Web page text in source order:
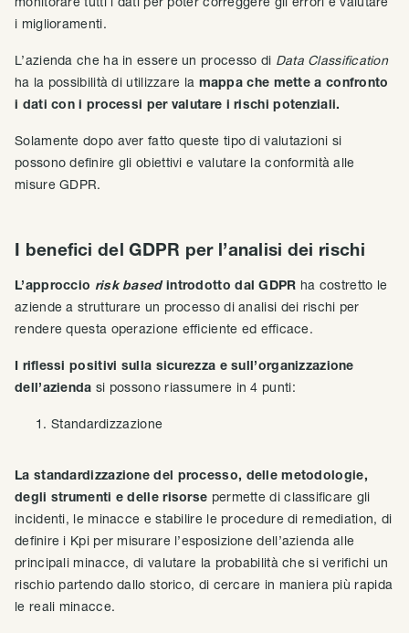
i miglioramenti.
L’azienda che ha in essere un processo di Data Classification
ha la possibilità di utilizzare la mappa che mette a confronto
i dati con i processi per valutare i rischi potenziali.
Solamente dopo aver fatto queste tipo di valutazioni si
possono definire gli obiettivi e valutare la conformità alle
misure GDPR.
I benefici del GDPR per l’analisi dei rischi
L’approccio risk basedintrodotto dal GDPR ha costretto le
aziende a strutturare un processo di analisi dei rischi per
rendere questa operazione efficiente ed efficace.
I riflessi positivi sulla sicurezza e sull’organizzazione
dell’azienda si possono riassumere in 4 punti:
Standardizzazione
La standardizzazione del processo, delle metodologie,
degli strumenti e delle risorse permette di classificare gli
incidenti, le minacce e stabilire le procedure di remediation, di
definire i Kpi per misurare l’esposizione dell’azienda alle
principali minacce, di valutare la probabilità che si verifichi un
rischio partendo dallo storico, di cercare in maniera più rapida
le reali minacce.